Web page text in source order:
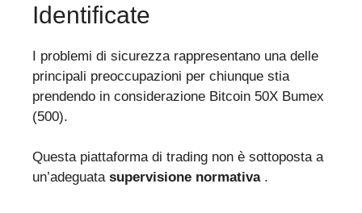
Identificate
I problemi di sicurezza rappresentano una delle
principali preoccupazioni per chiunque stia
prendendo in considerazione Bitcoin 50X Bumex
(500).
Questa piattaforma di trading non è sottoposta a
un’adeguata supervisione normativa.